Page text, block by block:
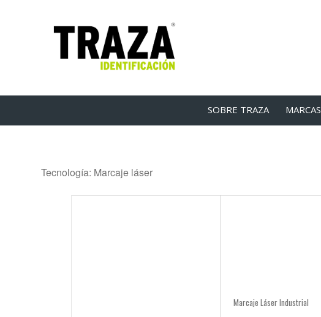
SOBRE TRAZA MARCAS
Tecnología: Marcaje láser
Marcaje Láser Industrial